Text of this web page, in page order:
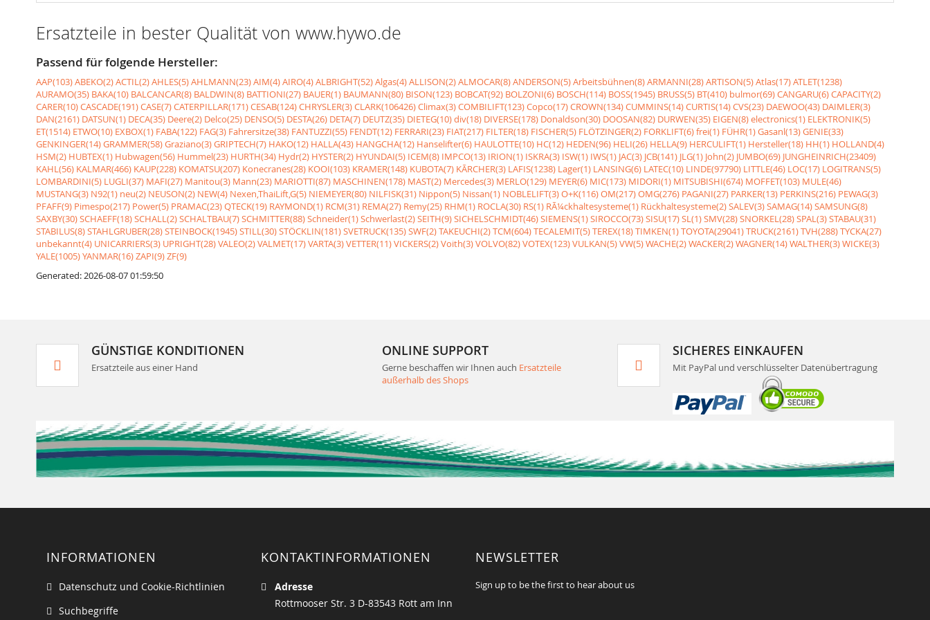
Ersatzteile in bester Qualität von www.hywo.de
Passend für folgende Hersteller:
AAP(103)ABEKO(2)ACTIL(2)AHLES(5)AHLMANN(23)AIM(4)AIRO(4)ALBRIGHT(52)Algas(4)ALLISON(2)ALMOCAR(8)ANDERSON(5)Arbeitsbühnen(8)ARMANNI(28)ARTISON(5)Atlas(17)ATLET(1238)
AURAMO(35) BAKA(10) BALCANCAR(8) BALDWIN(8) BATTIONI(27) BAUER(1) BAUMANN(80) BISON(123) BOBCAT(92) BOLZONI(6) BOSCH(114) BOSS(1945) BRUSS(5) BT(410) bulmor(69)CANGARU(6)CAPACITY(2)
CARER(10)CASCADE(191)CASE(7)CATERPILLAR(171)CESAB(124)CHRYSLER(3)CLARK(106426)Climax(3)COMBILIFT(123)Copco(17)CROWN(134)CUMMINS(14)CURTIS(14)CVS(23) DAEWOO(43) DAIMLER(3)
DAN(2161) DATSUN(1) DECA(35) Deere(2) Delco(25) DENSO(5) DESTA(26) DETA(7) DEUTZ(35) DIETEG(10)div(18) DIVERSE(178) Donaldson(30) DOOSAN(82) DURWEN(35) EIGEN(8)electronics(1) ELEKTRONIK(5)
ET(1514) ETWO(10) EXBOX(1) FABA(122) FAG(3) Fahrersitze(38) FANTUZZI(55) FENDT(12) FERRARI(23) FIAT(217) FILTER(18) FISCHER(5) FLÖTZINGER(2) FORKLIFT(6)frei(1) FÜHR(1)Gasanl(13)GENIE(33)
GENKINGER(14)GRAMMER(58)Graziano(3)GRIPTECH(7) HAKO(12) HALLA(43) HANGCHA(12) Hanselifter(6) HAULOTTE(10) HC(12) HEDEN(96) HELI(26) HELLA(9) HERCULIFT(1) Hersteller(18) HH(1) HOLLAND(4)
HSM(2) HUBTEX(1) Hubwagen(56) Hummel(23) HURTH(34) Hydr(2) HYSTER(2) HYUNDAI(5) ICEM(8) IMPCO(13) IRION(1) ISKRA(3) ISW(1) IWS(1) JAC(3) JCB(141) JLG(1) John(2) JUMBO(69) JUNGHEINRICH(23409)
KAHL(56) KALMAR(466) KAUP(228) KOMATSU(207) Konecranes(28) KOOI(103) KRAMER(148) KUBOTA(7) KÃRCHER(3) LAFIS(1238) Lager(1) LANSING(6) LATEC(10) LINDE(97790) LITTLE(46) LOC(17) LOGITRANS(5)
LOMBARDINI(5) LUGLI(37) MAFI(27) Manitou(3) Mann(23) MARIOTTI(87) MASCHINEN(178) MAST(2) Mercedes(3) MERLO(129) MEYER(6) MIC(173) MIDORI(1) MITSUBISHI(674) MOFFET(103) MULE(46)
MUSTANG(3) N92(1) neu(2) NEUSON(2) NEW(4) Nexen,ThaiLift,G(5) NIEMEYER(80) NILFISK(31) Nippon(5) Nissan(1) NOBLELIFT(3)O+K(116)OM(217)OMG(276) PAGANI(27) PARKER(13) PERKINS(216) PEWAG(3)
PFAFF(9) Pimespo(217) Power(5) PRAMAC(23)QTECK(19) RAYMOND(1) RCM(31) REMA(27) Remy(25) RHM(1) ROCLA(30) RS(1) RÃ¼ckhaltesysteme(1) Rückhaltesysteme(2)SALEV(3)SAMAG(14)SAMSUNG(8)
SAXBY(30)SCHAEFF(18)SCHALL(2)SCHALTBAU(7)SCHMITTER(88)Schneider(1)Schwerlast(2)SEITH(9)SICHELSCHMIDT(46)SIEMENS(1)SIROCCO(73)SISU(17)SL(1)SMV(28)SNORKEL(28)SPAL(3)STABAU(31)
STABILUS(8)STAHLGRUBER(28)STEINBOCK(1945)STILL(30)STÖCKLIN(181)SVETRUCK(135)SWF(2)TAKEUCHI(2)TCM(604)TECALEMIT(5)TEREX(18)TIMKEN(1)TOYOTA(29041)TRUCK(2161)TVH(288)TYCKA(27)
unbekannt(4) UNICARRIERS(3) UPRIGHT(28)VALEO(2)VALMET(17)VARTA(3)VETTER(11)VICKERS(2)Voith(3)VOLVO(82)VOTEX(123)VULKAN(5)VW(5)WACHE(2)WACKER(2)WAGNER(14)WALTHER(3)WICKE(3)
YALE(1005)YANMAR(16)ZAPI(9)ZF(9)
Generated: 2026-08-07 01:59:50
GÜNSTIGE KONDITIONEN
Ersatzteile aus einer Hand
ONLINE SUPPORT
Gerne beschaffen wir Ihnen auch Ersatzteile
außerhalb des Shops
SICHERES EINKAUFEN
Mit PayPal und verschlüsselter Datenübertragung
INFORMATIONEN
Datenschutz und Cookie-Richtlinien
Suchbegriffe
KONTAKTINFORMATIONEN
Adresse
Rottmooser Str. 3 D-83543 Rott am Inn
NEWSLETTER
Sign up to be the first to hear about us